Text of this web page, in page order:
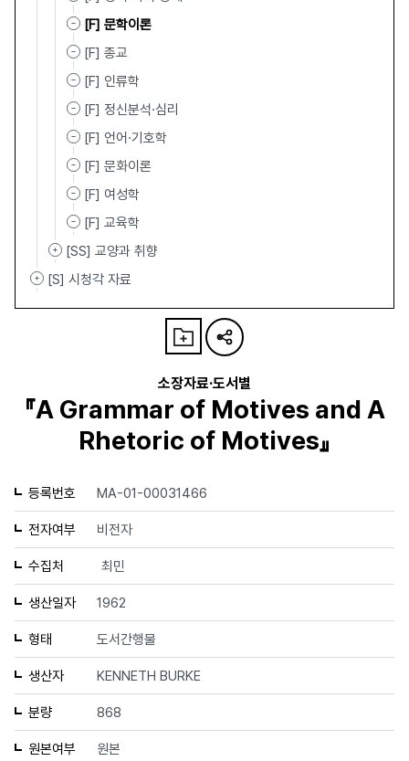
[F] 문학이론
[F] 종교
[F] 인류학
[F] 정신분석·심리
[F] 언어·기호학
[F] 문화이론
[F] 여성학
[F] 교육학
[SS] 교양과 취향
[S] 시청각 자료
소장자료·도서별
『A Grammar of Motives and A
Rhetoric of Motives』
등록번호 MA-01-00031466
전자여부 비전자
수집처 최민
생산일자 1962
형태 도서간행물
생산자 KENNETH BURKE
분량 868
원본여부 원본